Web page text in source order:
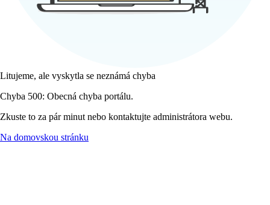
Litujeme, ale vyskytla se neznámá chyba
Chyba 500: Obecná chyba portálu.
Zkuste to za pár minut nebo kontaktujte administrátora webu.
Na domovskou stránku